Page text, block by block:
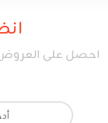
احصل على العروض